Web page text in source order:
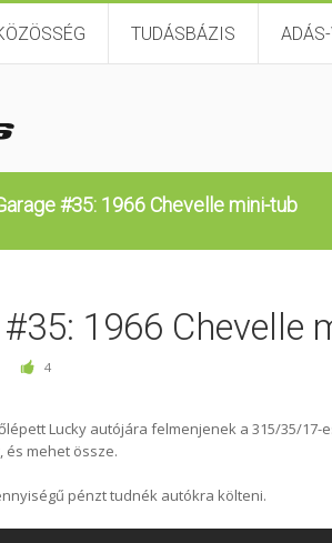
TUDÁSBÁZIS
#35: 1966 Chevelle mini-tub
1966 Chevelle
4
Lucky autójára felmenjenek a 315/35/17-
és mehet össze.
pénzt tudnék autókra költeni.